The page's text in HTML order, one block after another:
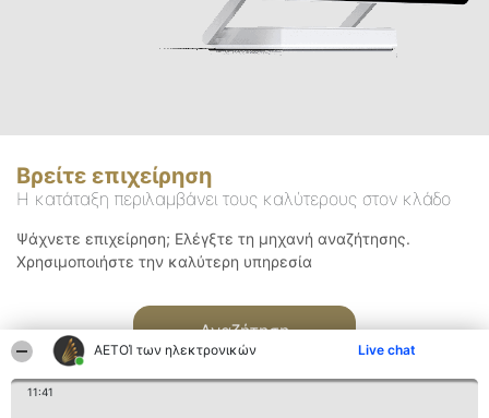
ΑΕΤΟΊ των ηλεκτρονικών Live chat
11:41
Βρείτε επιχείρηση
Η κατάταξη περιλαμβάνει τους καλύτερους στον κλάδο
Ψάχνετε επιχείρηση; Ελέγξτε τη μηχανή αναζήτησης.
Χρησιμοποιήστε την καλύτερη υπηρεσία
Αναζήτηση